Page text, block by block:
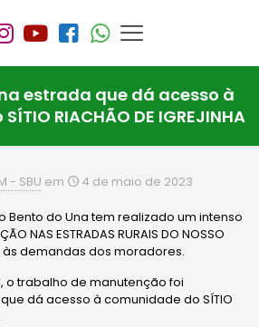
estrada que dá acesso à
RIACHÃO DE IGREJINHA
- SBU em 4 de maio de 2023
Bento do Una tem realizado um intenso
NAS ESTRADAS RURAIS DO NOSSO
às demandas dos moradores.
o trabalho de manutenção foi
dá acesso à comunidade do SÍTIO